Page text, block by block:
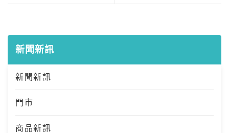
新聞新訊
新聞新訊
門市
商品新訊